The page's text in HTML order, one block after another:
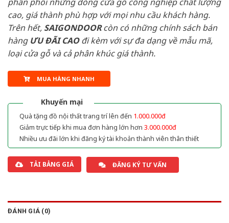
cao, giá thành phù hợp với mọi nhu cầu khách hàng.
Trên hết, SAIGONDOORcòn có những chính sách bán
hàng ƯU ĐÃI CAOđi kèm với sự đa dạng về mẫu mã,
loại cửa gỗ và cả phân khúc giá thành.
MUA HÀNG NHANH
Khuyến mại
Quà tặng đồ nội thất trang trí lên đến 1.000.000đ
Giảm trực tiếp khi mua đơn hàng lớn hơn 3.000.000đ
Nhiều ưu đãi lớn khi đăng ký tài khoản thành viên thân thiết
TẢI BẢNG GIÁ ĐĂNG KÝ TƯ VẤN
ĐÁNH GIÁ (0)